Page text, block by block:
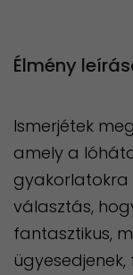
Élmény
Ismerjétek
amely a
gyakorlatokra
választás,
fantasztikus,